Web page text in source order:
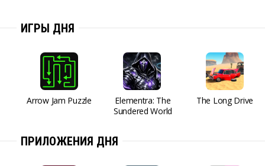
ИГРЫ ДНЯ
Arrow Jam Puzzle
Elementra: The
Sundered World
The Long Drive
ПРИЛОЖЕНИЯ ДНЯ